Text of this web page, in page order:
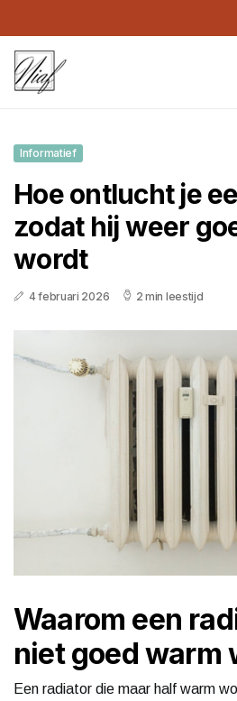
Informatief
Hoe ontlucht je
zodat hij weer
wordt
4 februari 2026 2 min leestijd
Waarom een
niet goed warm
Een radiator die maar half warm